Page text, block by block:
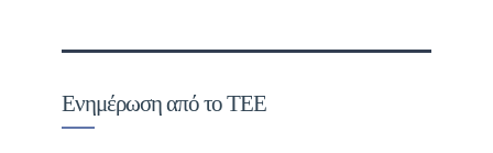
Ενημέρωση από το ΤΕΕ